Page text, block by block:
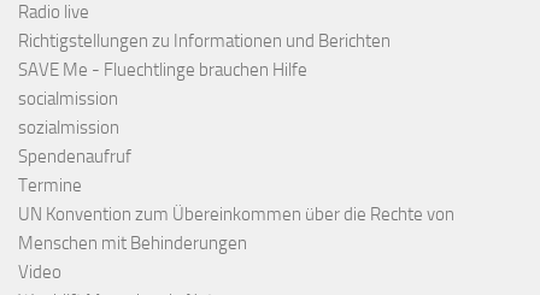
Radio live
Richtigstellungen zu Informationen und Berichten
SAVE Me - Fluechtlinge brauchen Hilfe
socialmission
sozialmission
Spendenaufruf
Termine
UN Konvention zum Übereinkommen über die Rechte von
Menschen mit Behinderungen
Video